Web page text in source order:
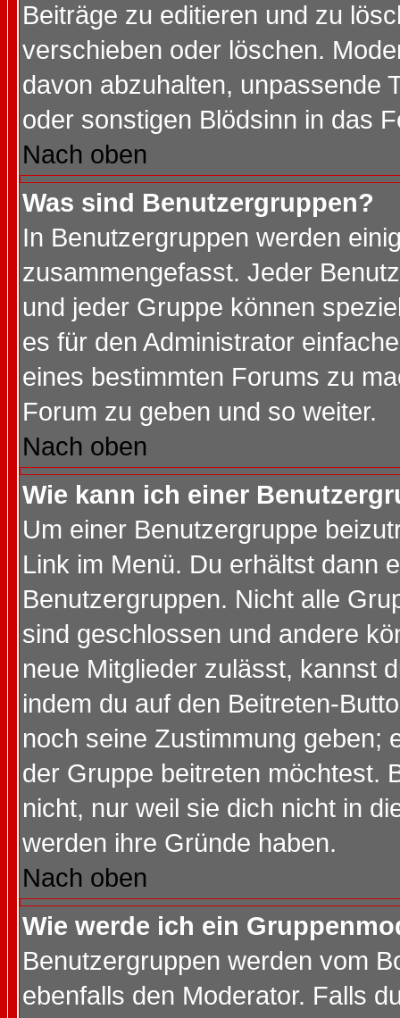
Beiträge zu editieren und zu
verschieben oder löschen.
davon abzuhalten, unpassende
oder sonstigen Blödsinn in das
Nach oben
Was sind Benutzergruppen?
In Benutzergruppen werden
zusammengefasst. Jeder
und jeder Gruppe können
es für den Administrator
eines bestimmten Forums zu
Forum zu geben und so weiter.
Nach oben
Wie kann ich einer
Um einer Benutzergruppe
Link im Menü. Du erhältst dann
Benutzergruppen. Nicht alle
sind geschlossen und andere
neue Mitglieder zulässt, kannst
indem du auf den Beitreten-
noch seine Zustimmung geben;
der Gruppe beitreten möchtest.
nicht, nur weil sie dich nicht in
werden ihre Gründe haben.
Nach oben
Wie werde ich ein
Benutzergruppen werden vom
ebenfalls den Moderator. Falls